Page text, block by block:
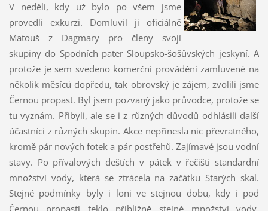
V neděli, kdy už bylo po všem jsme
provedli exkurzi. Domluvil ji oficiálně
Matouš z Dagmary pro členy svojí
skupiny do Spodních pater Sloupsko-šošůvských jeskyní. A
protože je sem svedeno komerční provádění zamluvené na
několik měsíců dopředu, tak obrovský je zájem, zvolili jsme
Černou propast. Byl jsem pozvaný jako průvodce, protože se
tu vyznám. Přibyli, ale se i z různých důvodů odhlásili další
účastníci z různých skupin. Akce nepřinesla nic převratného,
kromě pár nových fotek a pár postřehů. Zajímavé jsou vodní
stavy. Po přívalových deštích v pátek v řečišti standardní
množství vody, která se ztrácela na začátku Starých skal.
Stejné podmínky byly i loni ve stejnou dobu, kdy i pod